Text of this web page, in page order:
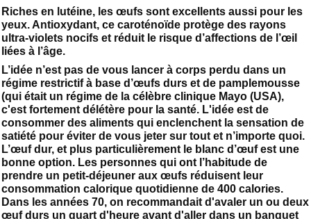
Riches en lutéine, les œufs sont excellents aussi pour les
yeux. Antioxydant, ce caroténoïde protège des rayons
ultra-violets nocifs et réduit le risque d’affections de l’œil
liées à l’âge.
L’idée n’est pas de vous lancer à corps perdu dans un
régime restrictif à base d’œufs durs et de pamplemousse
(qui était un régime de la célèbre clinique Mayo (USA),
c'est fortement délétère pour la santé. L'idée est de
consommer des aliments qui enclenchent la sensation de
satiété pour éviter de vous jeter sur tout et n’importe quoi.
L’œuf dur, et plus particulièrement le blanc d’œuf est une
bonne option. Les personnes qui ont l’habitude de
prendre un petit-déjeuner aux œufs réduisent leur
consommation calorique quotidienne de 400 calories.
Dans les années 70, on recommandait d'avaler un ou deux
œuf durs un quart d'heure avant d'aller dans un banquet